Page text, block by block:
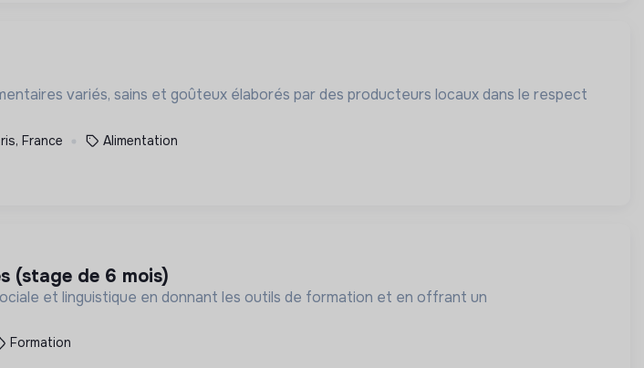
variés, sains et goûteux élaborés par des producteurs locaux dans le respect
France Alimentation
(stage de 6 mois)
et linguistique en donnant les outils de formation et en offrant un
Formation